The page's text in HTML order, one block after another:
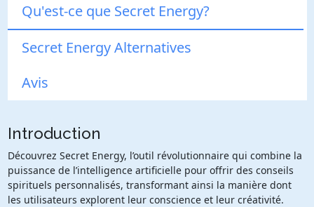
Qu'est-ce que Secret Energy?
Secret Energy Alternatives
Avis
Introduction
Découvrez Secret Energy, l’outil révolutionnaire qui combine la
puissance de l’intelligence artificielle pour offrir des conseils
spirituels personnalisés, transformant ainsi la manière dont
les utilisateurs explorent leur conscience et leur créativité.